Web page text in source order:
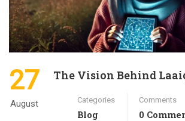
27
August
The Vision Behind
Categories
Blog
Comments
0